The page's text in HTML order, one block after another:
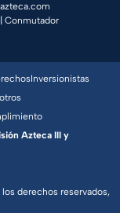
| Conmutador
los derechos reservados,
Inversionistas
Azteca III y